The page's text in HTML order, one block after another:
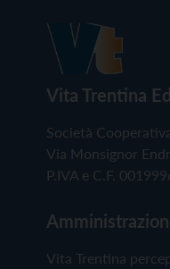
Vita Trentina
Società
Via Monsignor
P.IVA e C.F.
Vita Trentina